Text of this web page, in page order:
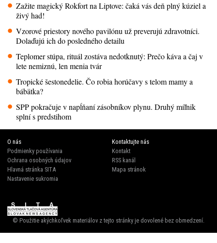
Zažite magický Rokfort na Liptove: čaká vás deň plný kúziel a
živý had!
Vzorové priestory nového pavilónu už preverujú zdravotníci.
Dolaďujú ich do posledného detailu
Teplomer stúpa, rituál zostáva nedotknutý: Prečo káva a čaj v
lete nemiznú, len menia tvár
Tropické šestonedelie. Čo robia horúčavy s telom mamy a
bábätka?
SPP pokračuje v napĺňaní zásobníkov plynu. Druhý míľnik
splní s predstihom
O nás
Podmienky používania
Ochrana osobných údajov
Hlavná stránka SITA
Nastavenie sukromia
Kontaktujte nás
Kontakt
RSS kanál
Mapa stránok
© Použitie akýchkoľvek materiálov z tejto stránky je dovolené bez obmedzení.